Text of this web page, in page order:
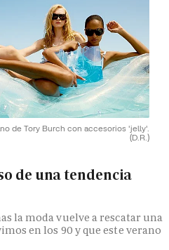
de Tory Burch con accesorios 'jelly'.
(D.R.)
de una tendencia
la moda vuelve a rescatar una
en los 90 y que este verano